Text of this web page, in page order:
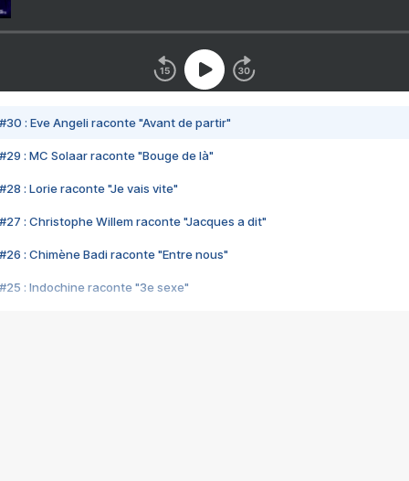
#30 : Eve Angeli raconte "Avant de partir"
#29 : MC Solaar raconte "Bouge de là"
#28 : Lorie raconte "Je vais vite"
#27 : Christophe Willem raconte "Jacques a dit"
#26 : Chimène Badi raconte "Entre nous"
#25 : Indochine raconte "3e sexe"